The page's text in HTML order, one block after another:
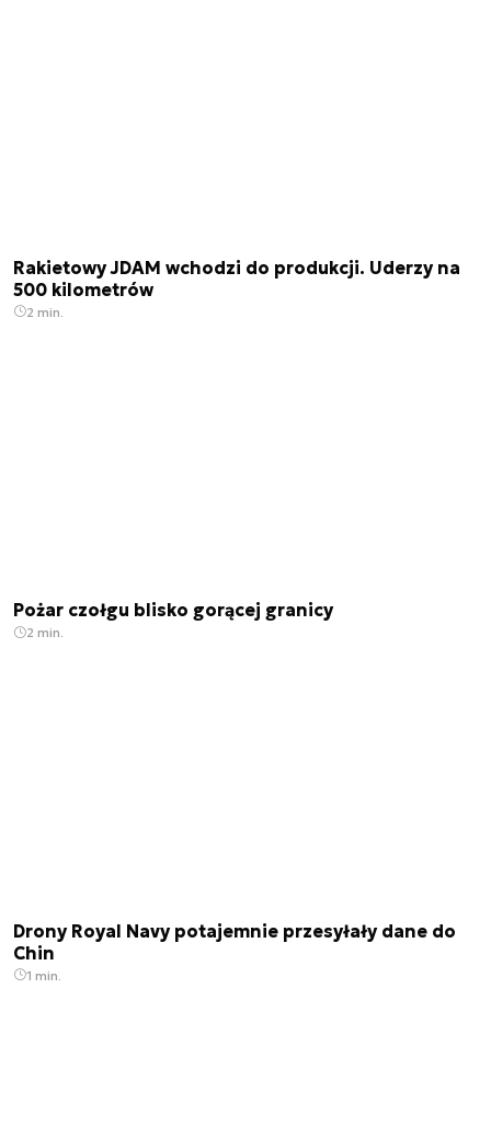
Rakietowy JDAM wchodzi do produkcji. Uderzy na
500 kilometrów
2 min.
Pożar czołgu blisko gorącej granicy
2 min.
Drony Royal Navy potajemnie przesyłały dane do
Chin
1 min.